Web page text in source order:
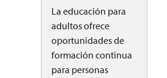
La educación para
adultos ofrece
oportunidades de
formación continua
para personas